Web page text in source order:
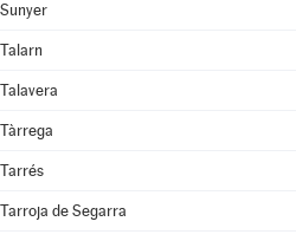
Sunyer
Talarn
Talavera
Tàrrega
Tarrés
Tarroja de Segarra